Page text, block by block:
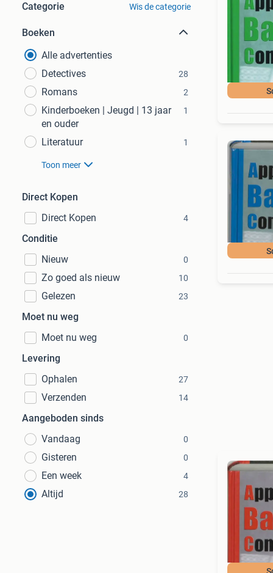
Categorie Wis de categorie
Boeken
Alle advertenties
Detectives
28
Romans 2
Kinderboeken | Jeugd | 13 jaar
en ouder
1
Literatuur 1
Toon meer
Direct Kopen
Direct Kopen
4
Conditie
Nieuw
0
Zo goed als nieuw 10
Gelezen 23
Moet nu weg
Moet nu weg
0
Levering
Ophalen
27
Verzenden 14
Aangeboden sinds
Vandaag
0
Gisteren 0
Een week 4
Altijd 28